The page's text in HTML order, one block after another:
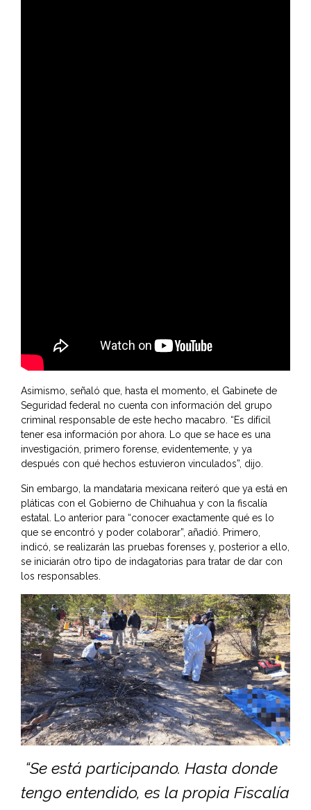
Asimismo, señaló que, hasta el momento, el Gabinete de
Seguridad federal no cuenta con información del grupo
criminal responsable de este hecho macabro. “Es difícil
tener esa información por ahora. Lo que se hace es una
investigación, primero forense, evidentemente, y ya
después con qué hechos estuvieron vinculados”, dijo.
Sin embargo, la mandataria mexicana reiteró que ya está en
pláticas con el Gobierno de Chihuahua y con la fiscalía
estatal. Lo anterior para “conocer exactamente qué es lo
que se encontró y poder colaborar”, añadió. Primero,
indicó, se realizarán las pruebas forenses y, posterior a ello,
se iniciarán otro tipo de indagatorias para tratar de dar con
los responsables.
“Se está participando. Hasta donde
tengo entendido, es la propia Fiscalía